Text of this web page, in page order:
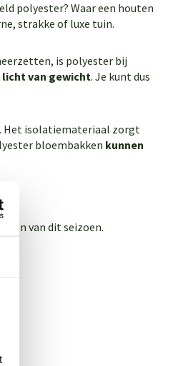
polyester? Waar een houten
strakke of luxe tuin.
is polyester bij
licht van gewicht. Je kunt dus
Het isolatiemateriaal zorgt
bloembakken kunnen
van dit seizoen.